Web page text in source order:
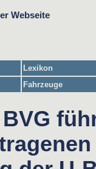
Lexikon
Fahrzeuge